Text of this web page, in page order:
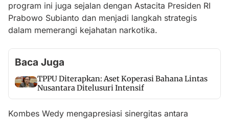
program ini juga sejalan dengan Astacita Presiden RI
Prabowo Subianto dan menjadi langkah strategis
dalam memerangi kejahatan narkotika.
Baca Juga
TPPU Diterapkan: Aset Koperasi Bahana Lintas
Nusantara Ditelusuri Intensif
Kombes Wedy mengapresiasi sinergitas antara